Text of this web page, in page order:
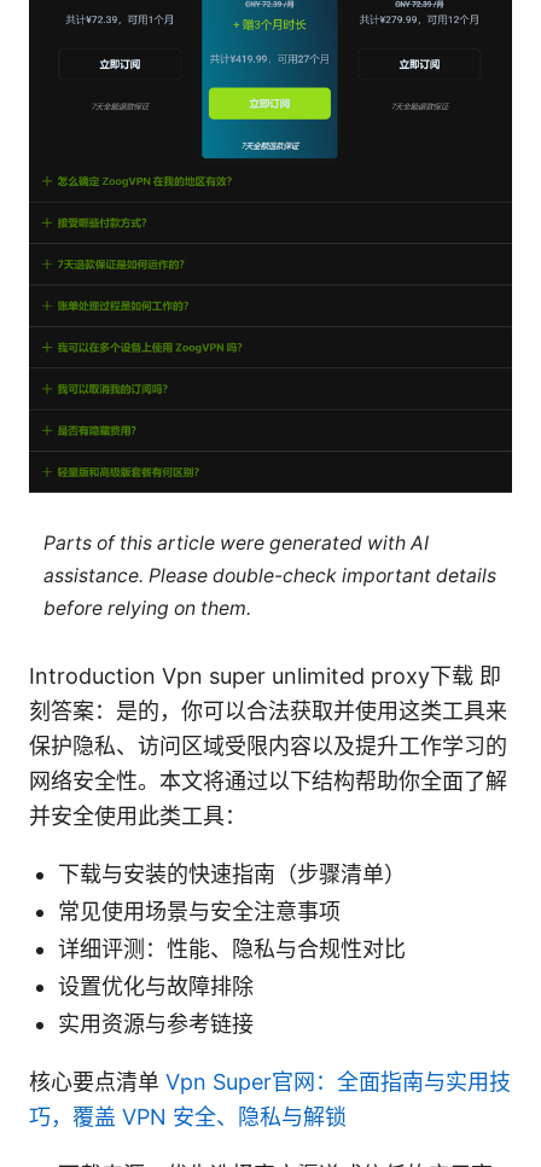
Parts of this article were generated with AI
assistance. Please double-check important details
before relying on them.
Introduction Vpn super unlimited proxy下载 即
刻答案：是的，你可以合法获取并使用这类工具来
保护隐私、访问区域受限内容以及提升工作学习的
网络安全性。本文将通过以下结构帮助你全面了解
并安全使用此类工具：
下载与安装的快速指南（步骤清单）
常见使用场景与安全注意事项
详细评测：性能、隐私与合规性对比
设置优化与故障排除
实用资源与参考链接
核心要点清单 Vpn Super官网：全面指南与实用技
巧，覆盖 VPN 安全、隐私与解锁